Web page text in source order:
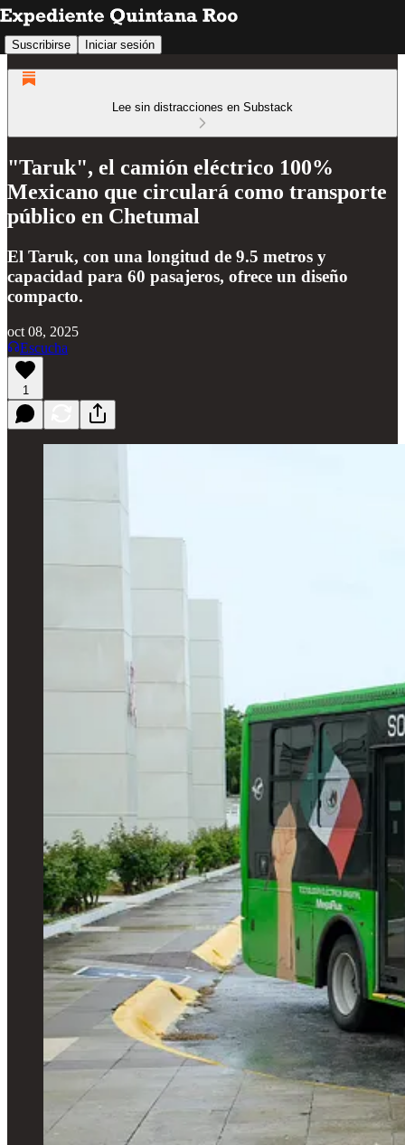
Suscribirse Iniciar sesión
Lee sin distracciones en Substack
"Taruk", el camión eléctrico 100%
Mexicano que circulará como transporte
público en Chetumal
El Taruk, con una longitud de 9.5 metros y
capacidad para 60 pasajeros, ofrece un diseño
compacto.
oct 08, 2025
Escucha
1